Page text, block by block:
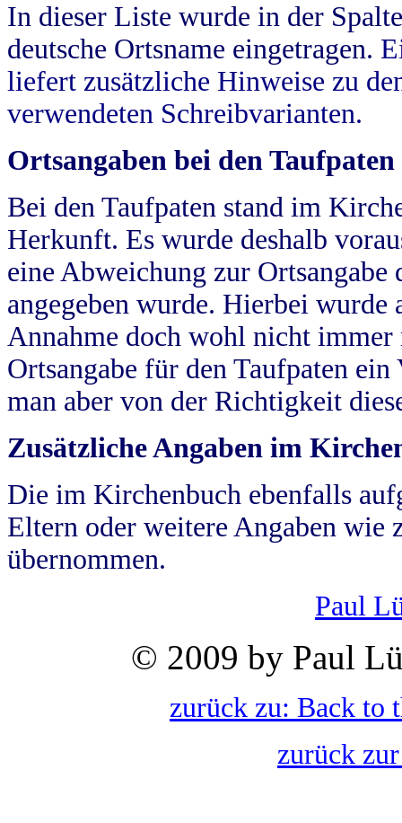
In dieser Liste wurde in der
deutsche Ortsname eingetragen.
liefert zusätzliche Hinweise zu
verwendeten Schreibvarianten.
Ortsangaben bei den Taufpaten
Bei den Taufpaten stand im
Herkunft. Es wurde deshalb
eine Abweichung zur
angegeben wurde. Hierbei wurde
Annahme doch wohl nicht
Ortsangabe für den Taufpaten
man aber von der Richtigkeit
Zusätzliche Angaben im
Die im Kirchenbuch ebenfalls
Eltern oder weitere Angaben wie
übernommen.
Paul
© 2009 by Paul
zurück zu: Back to
zurück